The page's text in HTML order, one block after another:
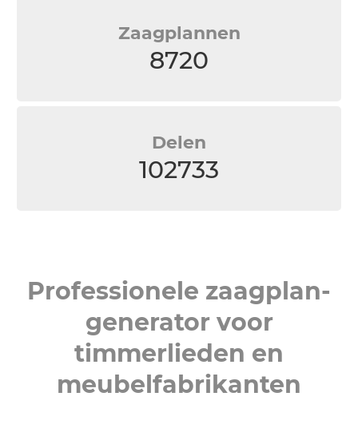
Zaagplannen
8720
Delen
102733
Professionele zaagplan-
generator voor
timmerlieden en
meubelfabrikanten